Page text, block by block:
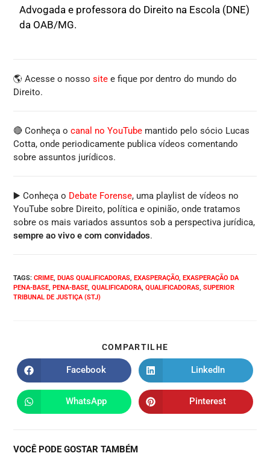
Advogada e professora do Direito na Escola (DNE)
da OAB/MG.
🌎 Acesse o nossosite e fique por dentro do mundo do
Direito.
🔴 Conheça ocanal no YouTube mantido pelo sócio Lucas
Cotta, onde periodicamente publica vídeos comentando
sobre assuntos jurídicos.
▶️ Conheça o Debate Forense, uma playlist de vídeos no
YouTube sobre Direito, política e opinião, onde tratamos
sobre os mais variados assuntos sob a perspectiva jurídica,
sempre ao vivo e com convidados.
TAGS:CRIME, DUAS QUALIFICADORAS, EXASPERAÇÃO, EXASPERAÇÃO DA
PENA-BASE, PENA-BASE, QUALIFICADORA, QUALIFICADORAS, SUPERIOR
TRIBUNAL DE JUSTIÇA (STJ)
COMPARTILHE
Facebook LinkedIn
WhatsApp Pinterest
VOCÊ PODE GOSTAR TAMBÉM